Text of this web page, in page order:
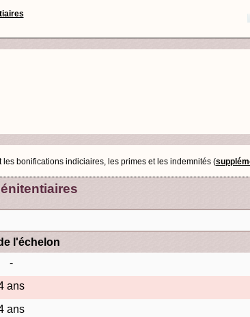
bonifications indiciaires, les primes et les indemnités (
l'échelon
-
ans
ans